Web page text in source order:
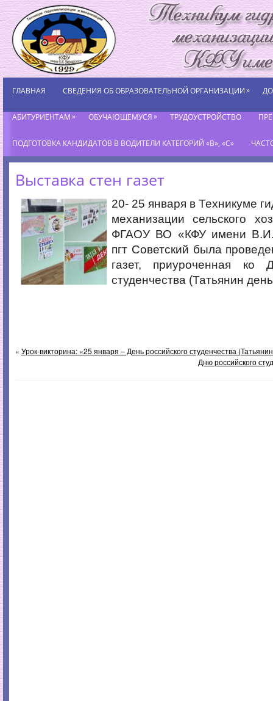
ГЛАВНАЯ СВЕДЕНИЯ ОБ ОБРАЗОВАТЕЛЬНОЙ ОРГАНИЗАЦИИ»
АБИТУРИЕНТАМ» ОБУЧАЮЩЕМУСЯ» ТРУДОУСТРОЙСТВО
ПОДГОТОВКА КАНДИДАТОВ В ВОДИТЕЛИ КАТЕГОРИЙ «В», «С»
Выставка стен газет
20- 25 января в Техникуме
механизации сельского
ФГАОУ ВО «КФУ имени В.И.
пгт Советский была
газет, приуроченная ко
студенчества (Татьянин
« Урок-викторина: «25 января – День российского студенчества
Дню российского